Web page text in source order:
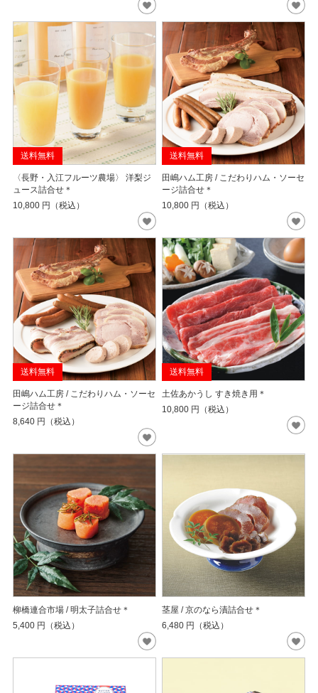
送料無料
〈長野・入江フルーツ農場〉 洋梨ジ
ュース詰合せ＊
10,800 円（税込）
送料無料
田嶋ハム工房 / こだわりハム・ソーセ
ージ詰合せ＊
10,800 円（税込）
送料無料
田嶋ハム工房 / こだわりハム・ソーセ
ージ詰合せ＊
8,640 円（税込）
送料無料
土佐あかうし すき焼き用＊
10,800 円（税込）
柳橋連合市場 / 明太子詰合せ＊
5,400 円（税込）
茎屋 / 京のなら漬詰合せ＊
6,480 円（税込）